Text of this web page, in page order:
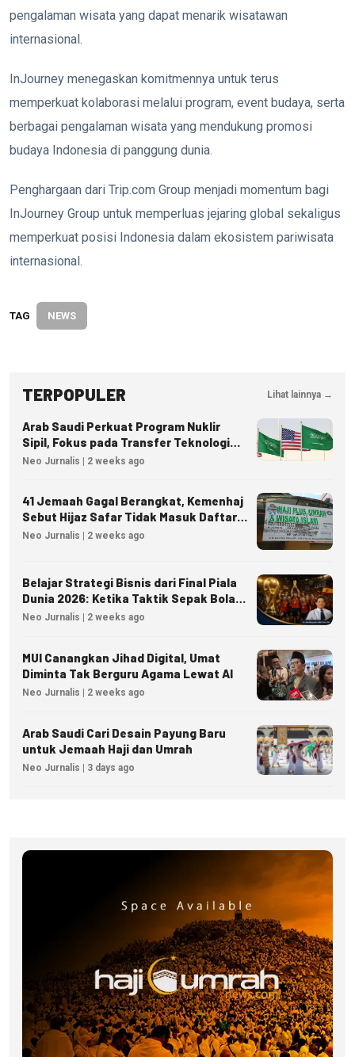
pengalaman wisata yang dapat menarik wisatawan
internasional.
InJourney menegaskan komitmennya untuk terus
memperkuat kolaborasi melalui program, event budaya, serta
berbagai pengalaman wisata yang mendukung promosi
budaya Indonesia di panggung dunia.
Penghargaan dari Trip.com Group menjadi momentum bagi
InJourney Group untuk memperluas jejaring global sekaligus
memperkuat posisi Indonesia dalam ekosistem pariwisata
internasional.
TAG NEWS
TERPOPULER Lihat lainnya →
Arab Saudi Perkuat Program Nuklir
Sipil, Fokus pada Transfer Teknologi
dan Kedaulatan Energi
Neo Jurnalis | 2 weeks ago
41 Jemaah Gagal Berangkat, Kemenhaj
Sebut Hijaz Safar Tidak Masuk Daftar
Resmi PPIU
Neo Jurnalis | 2 weeks ago
Belajar Strategi Bisnis dari Final Piala
Dunia 2026: Ketika Taktik Sepak Bola
Menjadi Inspirasi Kesuksesan Bisnis
Neo Jurnalis | 2 weeks ago
MUI Canangkan Jihad Digital, Umat
Diminta Tak Berguru Agama Lewat AI
Neo Jurnalis | 2 weeks ago
Arab Saudi Cari Desain Payung Baru
untuk Jemaah Haji dan Umrah
Neo Jurnalis | 3 days ago